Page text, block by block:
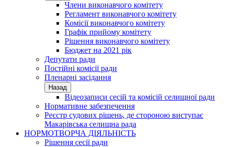
Члени виконавчого комітету
Регламент виконавчого комітету
Комісії виконавчого комітету
Графік прийому комітету
Рішення виконавчого комітету
Бюджет на 2021 рік
Депутати ради
Постійні комісії ради
Пленарні засідання
Назад
Відеозаписи сесій та комісій селищної ради
Нормативне забезпечення
Реєстр судових рішень, де стороною виступає
Макарівська селищна рада
НОРМОТВОРЧА ДІЯЛЬНІСТЬ
Рішення сесії ради